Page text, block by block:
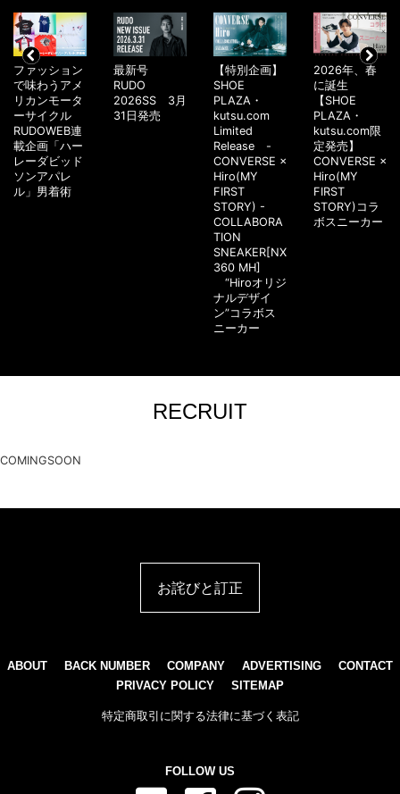
ファッション
で味わうアメ
リカンモータ
ーサイクル
RUDOWEB連
載企画「ハー
レーダビッド
ソンアパレ
ル」男着術
最新号
RUDO
2026SS 3月
31日発売
【特別企画】
SHOE
PLAZA・
kutsu.com
Limited
Release -
CONVERSE ×
Hiro(MY
FIRST
STORY) -
COLLABORA
TION
SNEAKER[NX
360 MH]
“Hiroオリジ
ナルデザイ
ン”コラボス
ニーカー
2026年、春
に誕生
【SHOE
PLAZA・
kutsu.com限
定発売】
CONVERSE ×
Hiro(MY
FIRST
STORY)コラ
ボスニーカー
RECRUIT
COMINGSOON
お詫びと訂正
ABOUT BACK NUMBER COMPANY ADVERTISING
CONTACT
PRIVACY POLICY
SITEMAP
特定商取引に関する法律に基づく表記
FOLLOW US